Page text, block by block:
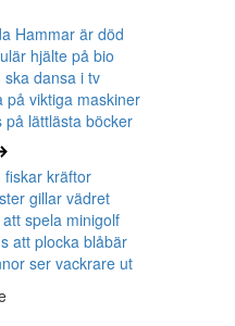
Hammar är död
hjälte på bio
ska dansa i tv
på viktiga maskiner
på lättlästa böcker
fiskar kräftor
gillar vädret
spela minigolf
att plocka blåbär
ser vackrare ut